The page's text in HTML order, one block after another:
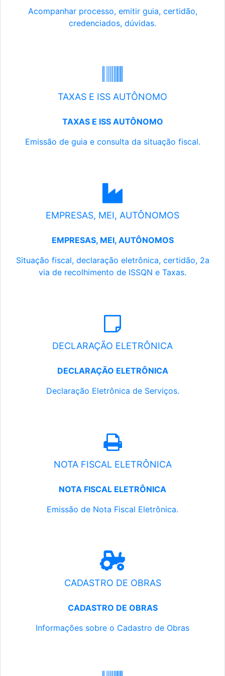
Acompanhar processo, emitir guia, certidão,
credenciados, dúvidas.
TAXAS E ISS AUTÔNOMO
TAXAS E ISS AUTÔNOMO
Emissão de guia e consulta da situação fiscal.
EMPRESAS, MEI, AUTÔNOMOS
EMPRESAS, MEI, AUTÔNOMOS
Situação fiscal, declaração eletrônica, certidão, 2a
via de recolhimento de ISSQN e Taxas.
DECLARAÇÃO ELETRÔNICA
DECLARAÇÃO ELETRÔNICA
Declaração Eletrônica de Serviços.
NOTA FISCAL ELETRÔNICA
NOTA FISCAL ELETRÔNICA
Emissão de Nota Fiscal Eletrônica.
CADASTRO DE OBRAS
CADASTRO DE OBRAS
Informações sobre o Cadastro de Obras